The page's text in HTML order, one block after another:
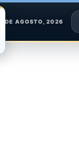
DE AGOSTO, 2026